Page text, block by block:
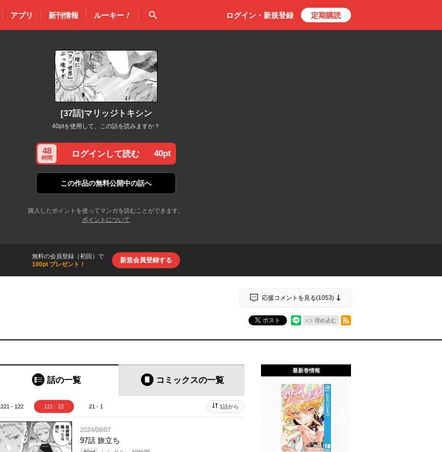
アプリ 新刊情報 ルーキー！ 検索 ログイン・ 新規登録 定期購読
[37話]マリッジトキシン
40ptを使用して、この話を読みますか？
48
時間 ログインして読む 40pt
この作品の無料公開中の話へ
購入したポイントを使ってマンガを読むことができます。
ポイントについて
無料の会員登録（初回）で
100pt プレゼント！
新規会員登録する
応援コメントを見る(1053)
ポスト 埋め込む
話の一覧 コミックスの一覧
221 - 122 121 - 22 21 - 1 1話から
2024/08/07
97話 旅立ち
最新巻情報